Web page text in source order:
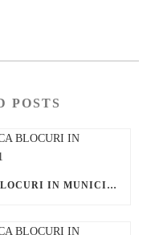
POSTS
EFICIENTIZARE ENERGETICA BLOCURI IN MUNICIPIUL PLOIESTI – LOT 1